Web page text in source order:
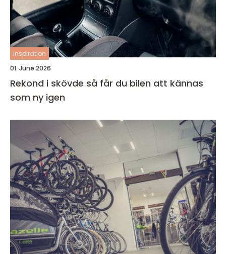
inspiration
01. June 2026
Rekond i skövde så får du bilen att kännas
som ny igen